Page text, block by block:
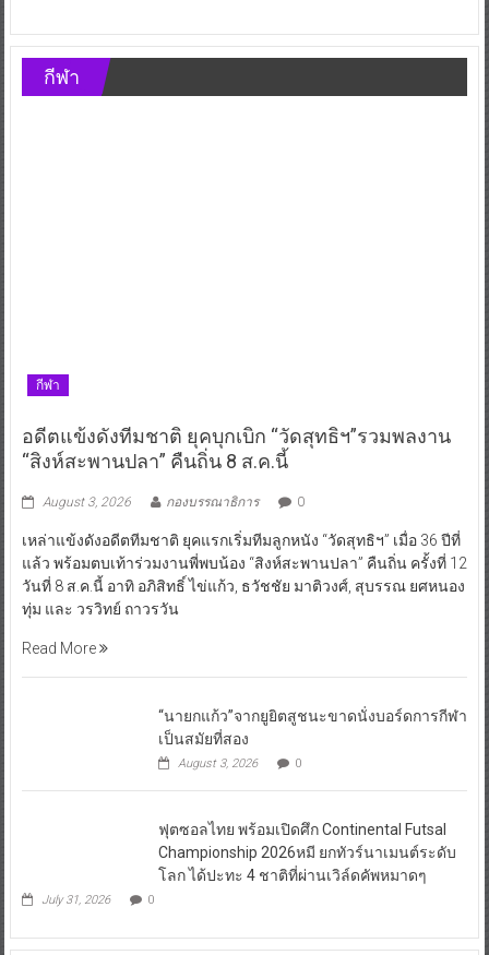
กีฬา
กีฬา
อดีตแข้งดังทีมชาติ ยุคบุกเบิก “วัดสุทธิฯ”รวมพลงาน
“สิงห์สะพานปลา” คืนถิ่น 8 ส.ค.นี้
August 3, 2026 กองบรรณาธิการ 0
เหล่าแข้งดังอดีตทีมชาติ ยุคแรกเริ่มทีมลูกหนัง “วัดสุทธิฯ” เมื่อ 36 ปีที่
แล้ว พร้อมตบเท้าร่วมงานพี่พบน้อง “สิงห์สะพานปลา” คืนถิ่น ครั้งที่ 12
วันที่ 8 ส.ค.นี้ อาทิ อภิสิทธิ์ ไข่แก้ว, ธวัชชัย มาติวงศ์, สุบรรณ ยศหนอง
ทุ่ม และ วรวิทย์ ถาวรวัน
Read More
“นายกแก้ว”จากยูยิตสูชนะขาดนั่งบอร์ดการกีฬา
เป็นสมัยที่สอง
August 3, 2026 0
ฟุตซอลไทย พร้อมเปิดศึก Continental Futsal
Championship 2026หมี ยกทัวร์นาเมนต์ระดับ
โลก ได้ปะทะ 4 ชาติที่ผ่านเวิล์ดคัพหมาดๆ
July 31, 2026 0